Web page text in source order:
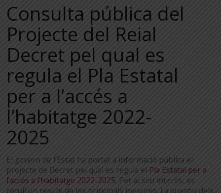
Consulta pública del
Projecte del Reial
Decret pel qual es
regula el Pla Estatal
per a l’accés a
l’habitatge 2022-
2025
El govern de l’Estat ha portat a informació pública el
projecte de Decret pel qual es regula el Pla Estatal per a
l’accés a l’habitatge 2022-2025. Per al seu interès, es